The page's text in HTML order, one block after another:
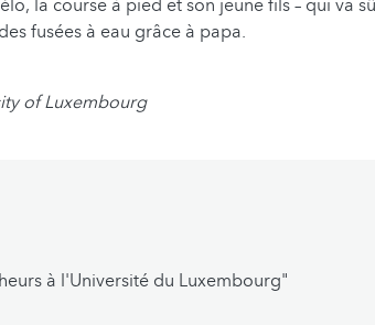
la course à pied et son jeune fils – qui va
fusées à eau grâce à papa.
of Luxembourg
à l'Université du Luxembourg"